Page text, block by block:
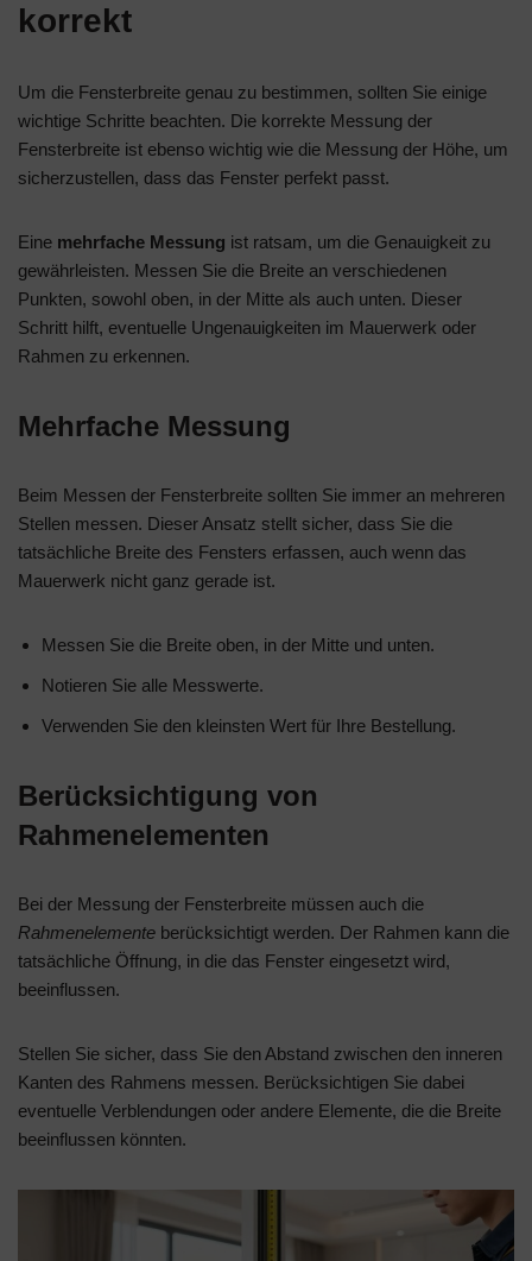
korrekt
Um die Fensterbreite genau zu bestimmen, sollten Sie einige
wichtige Schritte beachten. Die korrekte Messung der
Fensterbreite ist ebenso wichtig wie die Messung der Höhe, um
sicherzustellen, dass das Fenster perfekt passt.
Eine mehrfache Messung ist ratsam, um die Genauigkeit zu
gewährleisten. Messen Sie die Breite an verschiedenen
Punkten, sowohl oben, in der Mitte als auch unten. Dieser
Schritt hilft, eventuelle Ungenauigkeiten im Mauerwerk oder
Rahmen zu erkennen.
Mehrfache Messung
Beim Messen der Fensterbreite sollten Sie immer an mehreren
Stellen messen. Dieser Ansatz stellt sicher, dass Sie die
tatsächliche Breite des Fensters erfassen, auch wenn das
Mauerwerk nicht ganz gerade ist.
Messen Sie die Breite oben, in der Mitte und unten.
Notieren Sie alle Messwerte.
Verwenden Sie den kleinsten Wert für Ihre Bestellung.
Berücksichtigung von
Rahmenelementen
Bei der Messung der Fensterbreite müssen auch die
Rahmenelemente berücksichtigt werden. Der Rahmen kann die
tatsächliche Öffnung, in die das Fenster eingesetzt wird,
beeinflussen.
Stellen Sie sicher, dass Sie den Abstand zwischen den inneren
Kanten des Rahmens messen. Berücksichtigen Sie dabei
eventuelle Verblendungen oder andere Elemente, die die Breite
beeinflussen könnten.